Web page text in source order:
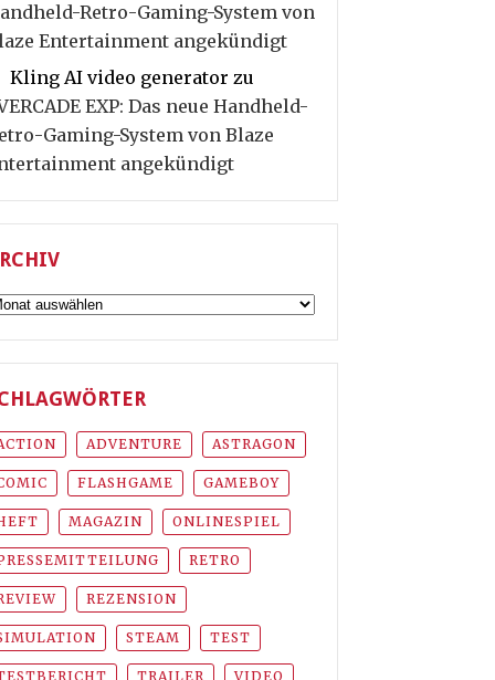
Retro-Gaming-System von
Entertainment angekündigt
Kling AI video generator zu
EXP: Das neue Handheld-
Gaming-System von Blaze
angekündigt
ADVENTURE ASTRAGON
FLASHGAME GAMEBOY
MAGAZIN ONLINESPIEL
RETRO
REZENSION
STEAM TEST
TRAILER VIDEO